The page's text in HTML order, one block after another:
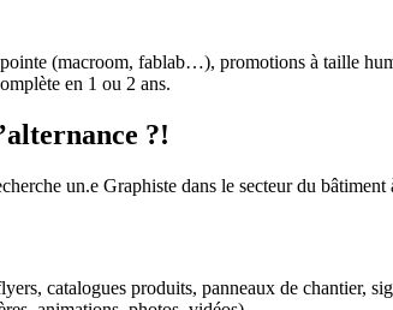
(macroom, fablab…), promotions à taille
en 1 ou 2 ans.
?!
un.e Graphiste dans le secteur du bâtiment
catalogues produits, panneaux de chantier,